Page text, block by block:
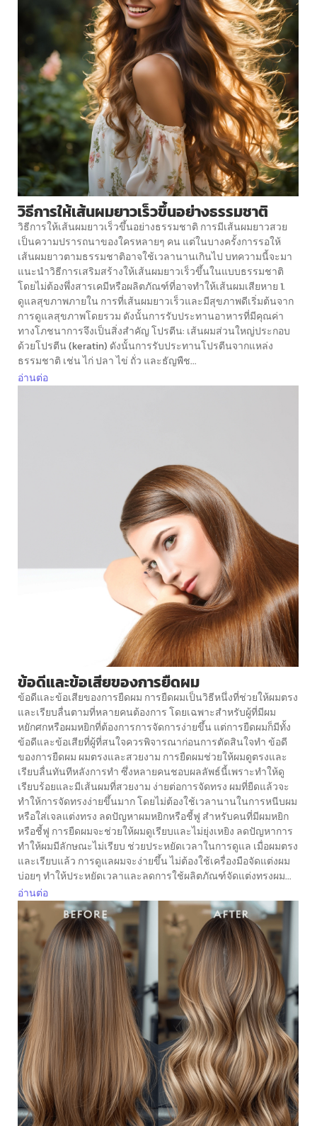
วิธีการให้เส้นผมยาวเร็วขึ้นอย่างธรรมชาติ
วิธีการให้เส้นผมยาวเร็วขึ้นอย่างธรรมชาติ การมีเส้นผมยาวสวย
เป็นความปรารถนาของใครหลายๆ คน แต่ในบางครั้งการรอให้
เส้นผมยาวตามธรรมชาติอาจใช้เวลานานเกินไป บทความนี้จะมา
แนะนำวิธีการเสริมสร้างให้เส้นผมยาวเร็วขึ้นในแบบธรรมชาติ
โดยไม่ต้องพึ่งสารเคมีหรือผลิตภัณฑ์ที่อาจทำให้เส้นผมเสียหาย 1.
ดูแลสุขภาพภายใน การที่เส้นผมยาวเร็วและมีสุขภาพดีเริ่มต้นจาก
การดูแลสุขภาพโดยรวม ดังนั้นการรับประทานอาหารที่มีคุณค่า
ทางโภชนาการจึงเป็นสิ่งสำคัญ โปรตีน: เส้นผมส่วนใหญ่ประกอบ
ด้วยโปรตีน (keratin) ดังนั้นการรับประทานโปรตีนจากแหล่ง
ธรรมชาติ เช่น ไก่ ปลา ไข่ ถั่ว และธัญพืช...
อ่านต่อ
ข้อดีและข้อเสียของการยืดผม
ข้อดีและข้อเสียของการยืดผม การยืดผมเป็นวิธีหนึ่งที่ช่วยให้ผมตรง
และเรียบลื่นตามที่หลายคนต้องการ โดยเฉพาะสำหรับผู้ที่มีผม
หยักศกหรือผมหยิกที่ต้องการการจัดการง่ายขึ้น แต่การยืดผมก็มีทั้ง
ข้อดีและข้อเสียที่ผู้ที่สนใจควรพิจารณาก่อนการตัดสินใจทำ ข้อดี
ของการยืดผม ผมตรงและสวยงาม การยืดผมช่วยให้ผมดูตรงและ
เรียบลื่นทันทีหลังการทำ ซึ่งหลายคนชอบผลลัพธ์นี้เพราะทำให้ดู
เรียบร้อยและมีเส้นผมที่สวยงาม ง่ายต่อการจัดทรง ผมที่ยืดแล้วจะ
ทำให้การจัดทรงง่ายขึ้นมาก โดยไม่ต้องใช้เวลานานในการหนีบผม
หรือใส่เจลแต่งทรง ลดปัญหาผมหยิกหรือชี้ฟู สำหรับคนที่มีผมหยิก
หรือชี้ฟู การยืดผมจะช่วยให้ผมดูเรียบและไม่ยุ่งเหยิง ลดปัญหาการ
ทำให้ผมมีลักษณะไม่เรียบ ช่วยประหยัดเวลาในการดูแล เมื่อผมตรง
และเรียบแล้ว การดูแลผมจะง่ายขึ้น ไม่ต้องใช้เครื่องมือจัดแต่งผม
บ่อยๆ ทำให้ประหยัดเวลาและลดการใช้ผลิตภัณฑ์จัดแต่งทรงผม...
อ่านต่อ